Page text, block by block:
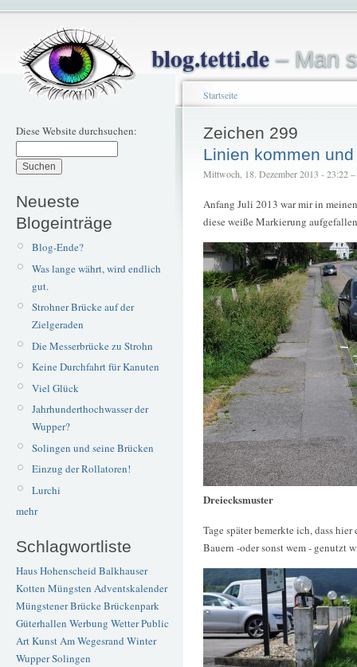
blog.tetti.de– Man
Diese Website durchsuchen:
Neueste
Blogeinträge
Blog-Ende?
Was lange währt, wird endlich
gut.
Strohner Brücke auf der
Zielgeraden
Die Messerbrücke zu Strohn
Keine Durchfahrt für Kanuten
Viel Glück
Jahrhunderthochwasser der
Wupper?
Solingen und seine Brücken
Einzug der Rollatoren!
Lurchi
mehr
Schlagwortliste
Haus Hohenscheid Balkhauser
Kotten Müngsten Adventskalender
Müngstener BrückeBrückenpark
Güterhallen Werbung WetterPublic
ArtKunstAm Wegesrand Winter
WupperSolingen
Startseite
Zeichen 299
Linien kommen
Mittwoch, 18. Dezember 2013 - 23:22
Anfang Juli 2013 war mir in
diese weiße Markierung
Dreiecksmuster
Tage später bemerkte ich, dass
Bauern -oder sonst wem - genutzt